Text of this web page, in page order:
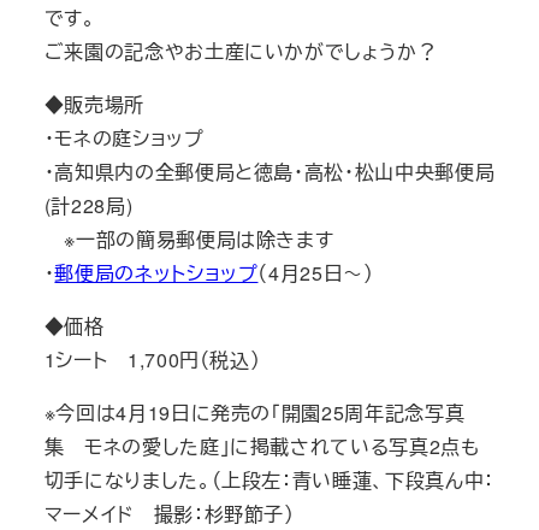
です。
ご来園の記念やお土産にいかがでしょうか？
◆販売場所
・モネの庭ショップ
・高知県内の全郵便局と徳島・高松・松山中央郵便局
(計228局)
※一部の簡易郵便局は除きます
・郵便局のネットショップ（4月25日～）
◆価格
1シート 1,700円（税込）
※今回は4月19日に発売の「開園25周年記念写真
集 モネの愛した庭」に掲載されている写真2点も
切手になりました。（上段左：青い睡蓮、下段真ん中：
マーメイド 撮影：杉野節子）